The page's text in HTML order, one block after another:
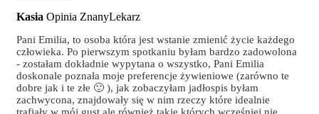
Kasia Opinia ZnanyLekarz
Pani Emilia, to osoba która jest wstanie zmienić życie każdego
człowieka. Po pierwszym spotkaniu byłam bardzo zadowolona
- zostałam dokładnie wypytana o wszystko, Pani Emilia
doskonale poznała moje preferencje żywieniowe (zarówno te
dobre jak i te złe 🙂 ), jak zobaczyłam jadłospis byłam
zachwycona, znajdowały się w nim rzeczy które idealnie